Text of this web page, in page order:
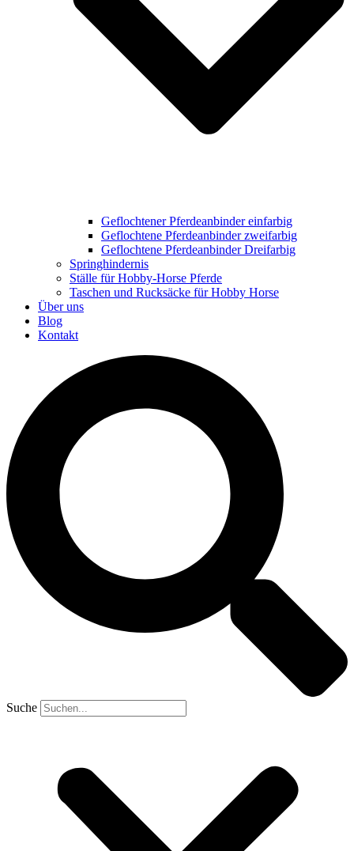
Geflochtener Pferdeanbinder einfarbig
Geflochtene Pferdeanbinder zweifarbig
Geflochtene Pferdeanbinder Dreifarbig
Springhindernis
Ställe für Hobby-Horse Pferde
Taschen und Rucksäcke für Hobby Horse
Über uns
Blog
Kontakt
Suche